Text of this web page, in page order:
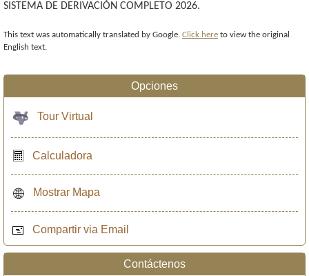
SISTEMA DE DERIVACIÓN COMPLETO 2026.
This text was automatically translated by Google. Click here to view the original
English text.
Opciones
Tour Virtual
Calculadora
Mostrar Mapa
Compartir via Email
Contáctenos